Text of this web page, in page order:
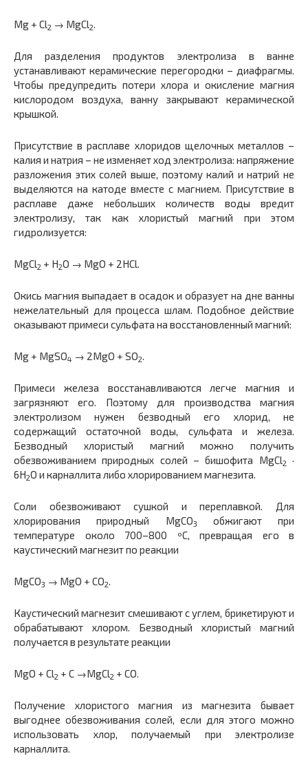
Mg + Cl2 → MgCl2.
Для разделения продуктов электролиза в ванне
устанавливают керамические перегородки – диафрагмы.
Чтобы предупредить потери хлора и окисление магния
кислородом воздуха, ванну закрывают керамической
крышкой.
Присутствие в расплаве хлоридов щелочных металлов –
калия и натрия – не изменяет ход электролиза: напряжение
разложения этих солей выше, поэтому калий и натрий не
выделяются на катоде вместе с магнием. Присутствие в
расплаве даже небольших количеств воды вредит
электролизу, так как хлористый магний при этом
гидролизуется:
MgCl2 + H2O → MgO + 2HCl.
Окись магния выпадает в осадок и образует на дне ванны
нежелательный для процесса шлам. Подобное действие
оказывают примеси сульфата на восстановленный магний:
Mg + MgSO4 → 2MgO + SO2.
Примеси железа восстанавливаются легче магния и
загрязняют его. Поэтому для производства магния
электролизом нужен безводный его хлорид, не
содержащий остаточной воды, сульфата и железа.
Безводный хлористый магний можно получить
обезвоживанием природных солей – бишофита MgCl2
·
6H2O и карналлита либо хлорированием магнезита.
Соли обезвоживают сушкой и переплавкой. Для
хлорирования природный MgCО3
обжигают при
температуре около 700–800 ºС, превращая его в
каустический магнезит по реакции
MgCО3 → MgO + CO2.
Каустический магнезит смешивают с углем, брикетируют и
обрабатывают хлором. Безводный хлористый магний
получается в результате реакции
MgO + Cl2 + C →MgCl2 + CO.
Получение хлористого магния из магнезита бывает
выгоднее обезвоживания солей, если для этого можно
использовать хлор, получаемый при электролизе
карналлита.